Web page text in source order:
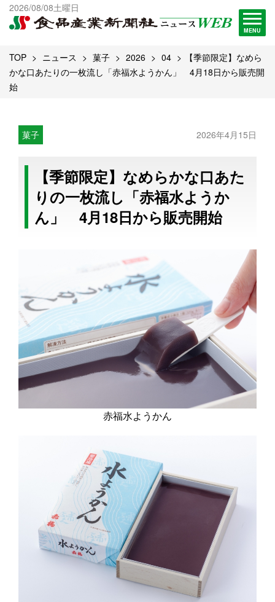
2026/08/08土曜日
MENU
出版物一覧へ
試読・購読申し込み
TOP ニュース 菓子 2026 04
【季節限定】なめら
かな口あたりの一枚流し「赤福水ようかん」 4月18日から販売開
始
菓子 2026年4月15日
【季節限定】なめらかな口あた
りの一枚流し「赤福水ようか
ん」 4月18日から販売開始
赤福水ようかん